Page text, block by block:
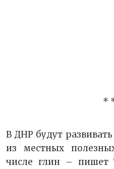
*
В ДНР будут
из местных
числе глин – пишет